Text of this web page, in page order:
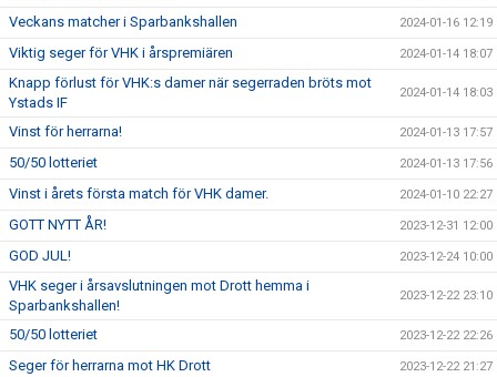
Veckans matcher i Sparbankshallen 2024-01-16 12:19
Viktig seger för VHK i årspremiären 2024-01-14 18:07
Knapp förlust för VHK:s damer när segerraden bröts mot
Ystads IF
2024-01-14 18:03
Vinst för herrarna! 2024-01-13 17:57
50/50 lotteriet 2024-01-13 17:56
Vinst i årets första match för VHK damer. 2024-01-10 22:27
GOTT NYTT ÅR! 2023-12-31 12:00
GOD JUL! 2023-12-24 10:00
VHK seger i årsavslutningen mot Drott hemma i
Sparbankshallen!
2023-12-22 23:10
50/50 lotteriet 2023-12-22 22:26
Seger för herrarna mot HK Drott 2023-12-22 21:27